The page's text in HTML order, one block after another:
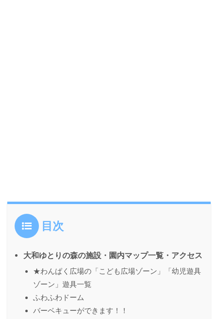
目次
大和ゆとりの森の施設・園内マップ⼀覧・アクセス
★わんぱく広場の「こども広場ゾーン」「幼児遊具
ゾーン」遊具一覧
ふわふわドーム
バーベキューができます！！